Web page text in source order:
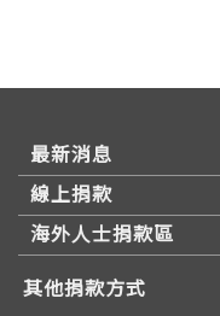
最新消息
線上捐款
海外人士捐款區
其他捐款方式